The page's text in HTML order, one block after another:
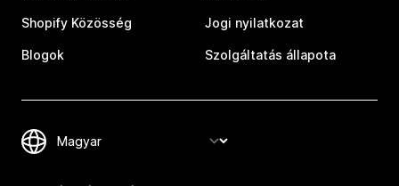
Shopify Közösség
Blogok
Jogi nyilatkozat
Szolgáltatás állapota